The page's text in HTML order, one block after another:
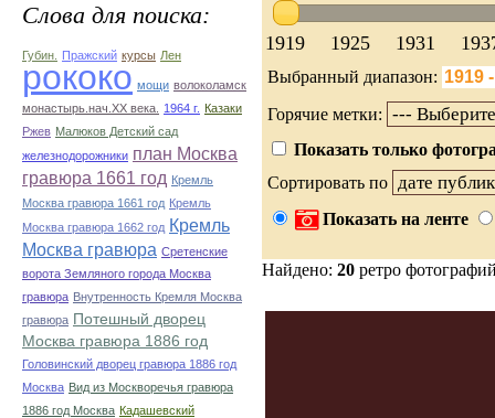
Слова для поиска:
Губин. Пражский курсы Лен
рококо мощи волоколамск
монастырь.нач.ХХ века.
1964 г. Казаки
Ржев Малюков Детский сад
железнодорожники план Москва
гравюра 1661 год Кремль
Москва гравюра 1661 год Кремль
Москва гравюра 1662 год Кремль
Москва гравюра Сретенские
ворота Земляного города Москва
гравюра Внутренность Кремля Москва
гравюра Потешный дворец
Москва гравюра 1886 год
Головинский дворец гравюра 1886 год
Москва Вид из Москворечья гравюра
1886 год Москва Кадашевский
1919 1925 1931
Выбранный диапазон:
Горячие метки:
Показать только
Сортировать по
Показать на ленте
Найдено: 20 ретро